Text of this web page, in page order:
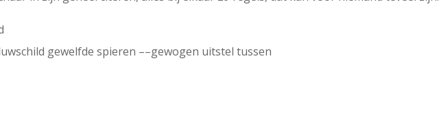
gewelfde spieren ––gewogen uitstel tussen